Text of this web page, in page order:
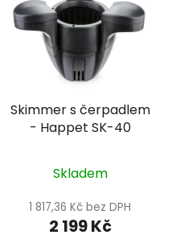
Skimmer s čerpadlem
- Happet SK-40
Skladem
1 817,36 Kč bez DPH
2 199 Kč